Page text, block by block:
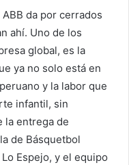
da por cerrados
ahí. Uno de los
global, es la
ya no solo está en
y la labor que
infantil, sin
la entrega de
de Básquetbol
Espejo, y el equipo